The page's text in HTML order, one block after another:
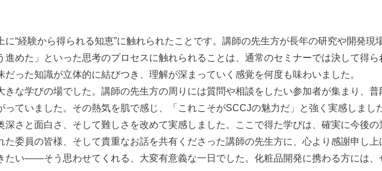
“経験から得られる知恵”に触れられたことです。講師の先生方が長年の研究や開発現
めた」といった思考のプロセスに触れられることは、通常のセミナーでは決して得ら
った知識が立体的に結びつき、理解が深まっていく感覚を何度も味わいました。
きな学びの場でした。講師の先生方の周りには質問や相談をしたい参加者が集まり、
ていました。その熱気を肌で感じ、「これこそがSCCJの魅力だ」と強く実感しまし
さと面白さ、そして難しさを改めて実感しました。ここで得た学びは、確実に今後の
委員の皆様、そして貴重なお話を共有くださった講師の先生方に、心より感謝申し上
たい――そう思わせてくれる、大変有意義な一日でした。化粧品開発に携わる方には、